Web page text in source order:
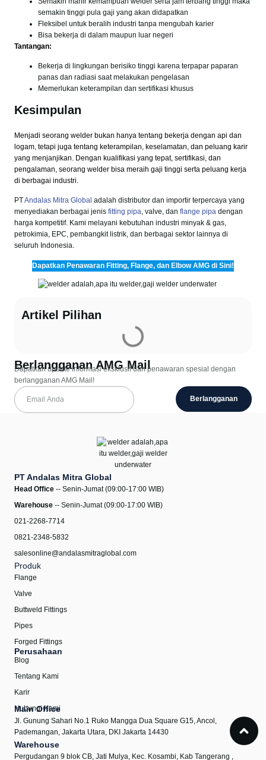
semakin tinggi pula gaji yang akan didapatkan
Fleksibel untuk beralih industri tanpa mengubah karier
Bisa bekerja di dalam maupun luar negeri
Tantangan:
Bekerja di lingkungan berisiko tinggi karena terpapar paparan
panas dan radiasi saat melakukan pengelasan
Memerlukan keterampilan dan sertifikasi khusus
Kesimpulan
Menjadi seorang welder bukan hanya tentang bekerja dengan api dan
logam, tetapi juga tentang keterampilan, keselamatan, dan peluang karir
yang menjanjikan. Dengan kualifikasi yang tepat, sertifikasi, dan
pengalaman, seorang welder bisa meraih gaji tinggi serta peluang kerja
di berbagai industri.
PTAndalas Mitra Global adalah distributor dan importir terpercaya yang
menyediakan berbagai jenis fitting pipa, valve, dan flange pipa dengan
harga kompetitif. Kami melayani kebutuhan industri minyak & gas,
petrokimia, EPC, pembangkit listrik, dan berbagai sektor lainnya di
seluruh Indonesia.
Dapatkan Penawaran Fitting, Flange, dan Elbow AMG di Sini!
Artikel Pilihan
Berlangganan AMG Mail
Dapatkan update informasi eksklusif dan penawaran spesial dengan
berlangganan AMG Mail!
Berlangganan
PT Andalas Mitra Global
Head Office -- Senin-Jumat (09:00-17:00 WIB)
Warehouse -- Senin-Jumat (09:00-17:00 WIB)
021-2268-7714
0821-2348-5832
salesonline@andalasmitraglobal.com
Produk
Flange
Valve
Buttweld Fittings
Pipes
Forged Fittings
Perusahaan
Blog
Tentang Kami
Karir
Hubungi Kami
Main Office
Jl. Gunung Sahari No.1 Ruko Mangga Dua Square G15, Ancol,
Pademangan, Jakarta Utara, DKI Jakarta 14430
Warehouse
Pergudangan 9 blok CB, Jati Mulya, Kec. Kosambi, Kab Tangerang ,